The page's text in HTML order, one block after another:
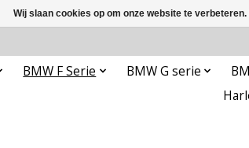
BMW F Serie BMW G serie
Wij slaan cookies op om onze website te